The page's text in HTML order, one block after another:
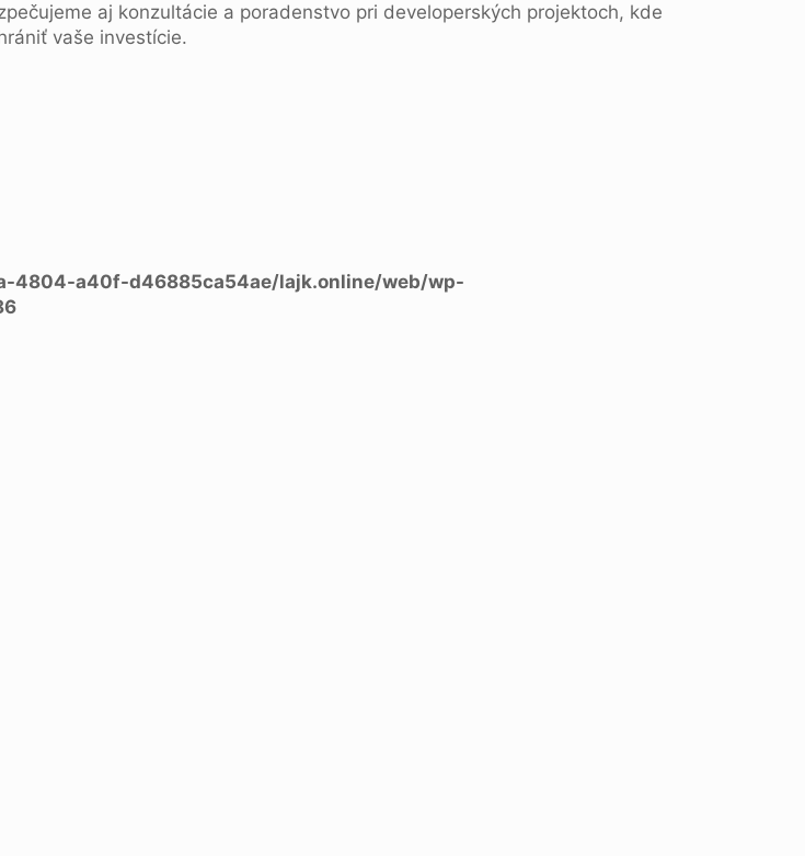
aj konzultácie a poradenstvo pri developerských projektoch, kde
vaše investície.
4804-a40f-d46885ca54ae/lajk.online/web/wp-